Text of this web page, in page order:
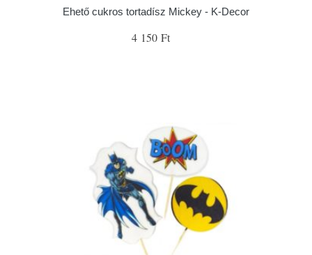
Ehető cukros tortadísz Mickey - K-Decor
4 150 Ft